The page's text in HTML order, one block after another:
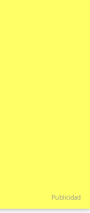
Publicidad